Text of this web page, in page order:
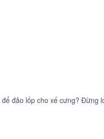
đảo lốp cho xế cưng? Đừng